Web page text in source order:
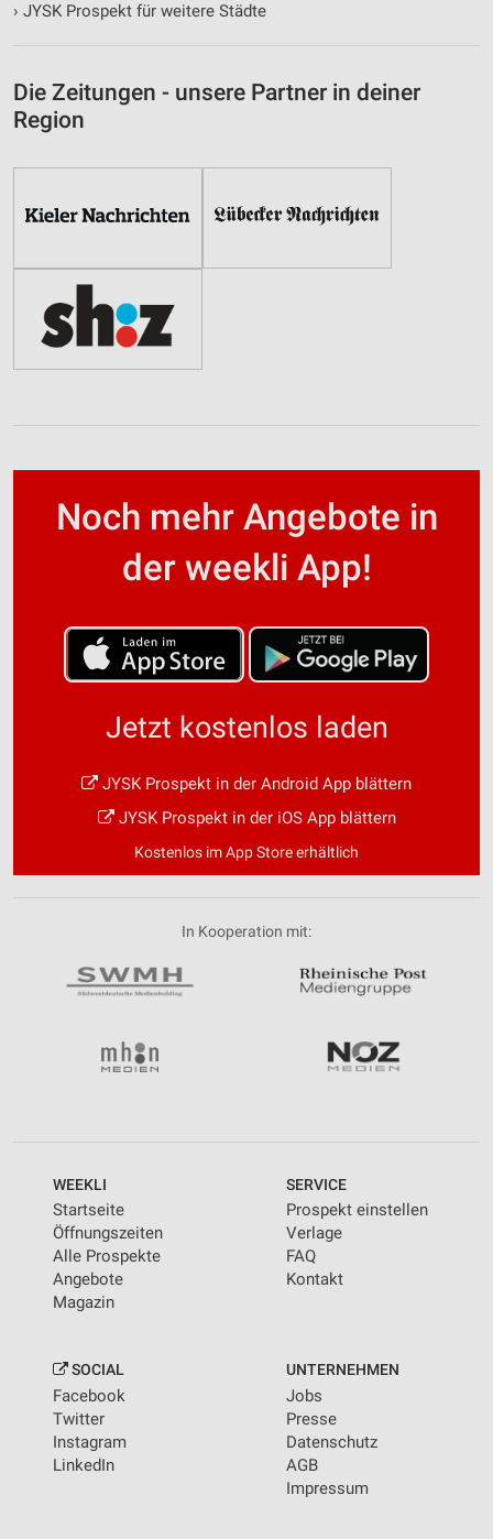
› JYSK Prospekt für weitere Städte
Die Zeitungen - unsere Partner in deiner
Region
Noch mehr Angebote in
der weekli App!
Jetzt kostenlos laden
JYSK Prospekt in der Android App blättern
JYSK Prospekt in der iOS App blättern
Kostenlos im App Store erhältlich
In Kooperation mit:
WEEKLI
Startseite
Öffnungszeiten
Alle Prospekte
Angebote
Magazin
SERVICE
Prospekt einstellen
Verlage
FAQ
Kontakt
SOCIAL
Facebook
Twitter
Instagram
LinkedIn
UNTERNEHMEN
Jobs
Presse
Datenschutz
AGB
Impressum